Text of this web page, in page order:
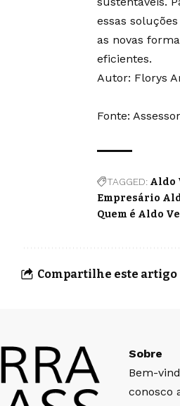
essas
as novas
eficientes.
Autor: Florys
Fonte:
TAGGED: Aldo
Empresário
Quem é Aldo
Compartilhe este artigo
Sobre
Bem-
conosco